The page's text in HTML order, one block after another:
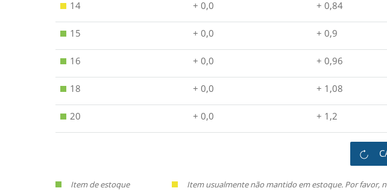
14 + 0,0 + 0,84
15 + 0,0 + 0,9
16 + 0,0 + 0,96
18 + 0,0 + 1,08
20 + 0,0 + 1,2
Item de estoque Item usualmente não mantido em estoque. Por favor,